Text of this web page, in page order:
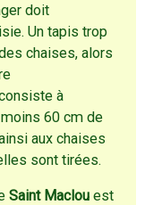
doit
Un tapis trop
chaises, alors
à
moins 60 cm de
aux chaises
sont tirées.
Saint Maclou est